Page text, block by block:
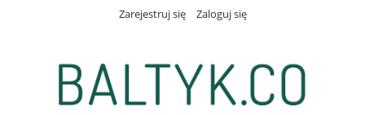
Zarejestruj się Zaloguj się